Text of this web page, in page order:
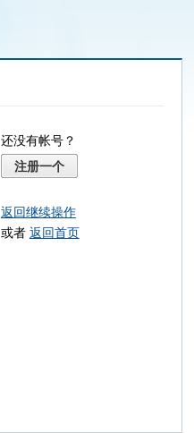
还没有帐号？
注册一个
返回继续操作
或者 返回首页